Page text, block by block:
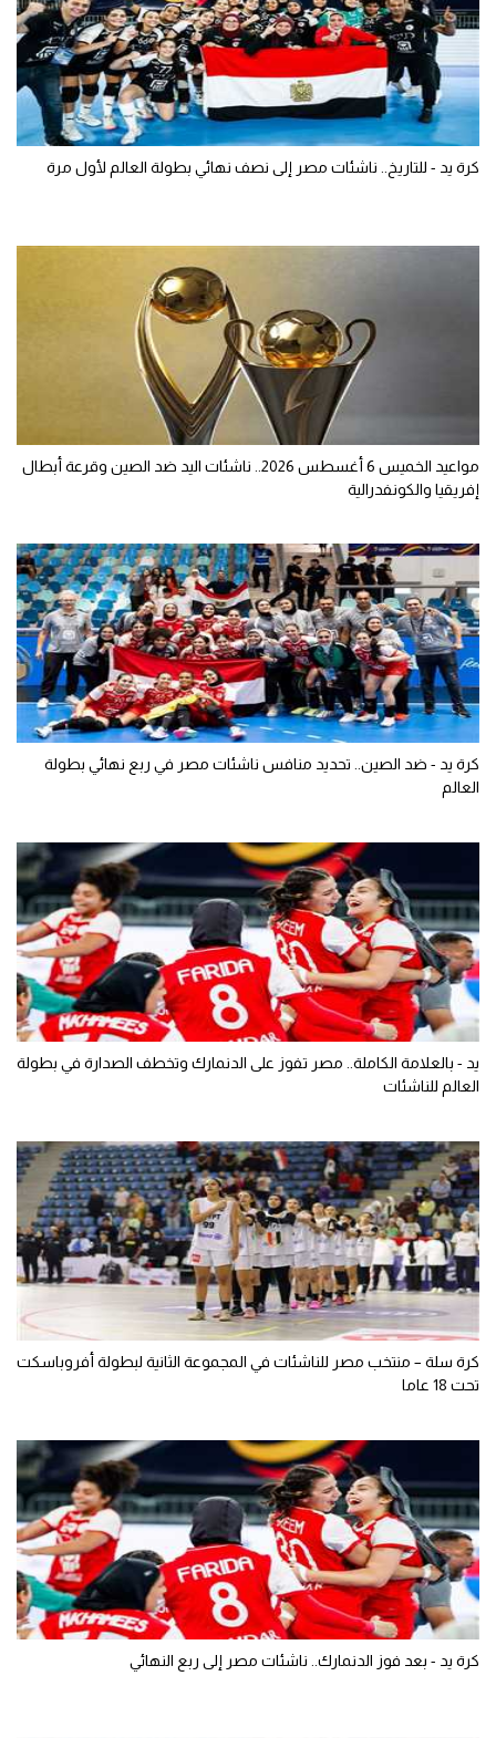
كرة يد - للتاريخ.. ناشئات مصر إلى نصف نهائي بطولة العالم لأول مرة
مواعيد الخميس 6 أغسطس 2026.. ناشئات اليد ضد الصين وقرعة أبطال
إفريقيا والكونفدرالية
كرة يد - ضد الصين.. تحديد منافس ناشئات مصر في ربع نهائي بطولة
العالم
يد - بالعلامة الكاملة.. مصر تفوز على الدنمارك وتخطف الصدارة في بطولة
العالم للناشئات
كرة سلة – منتخب مصر للناشئات في المجموعة الثانية لبطولة أفروباسكت
تحت 18 عاما
كرة يد - بعد فوز الدنمارك.. ناشئات مصر إلى ربع النهائي